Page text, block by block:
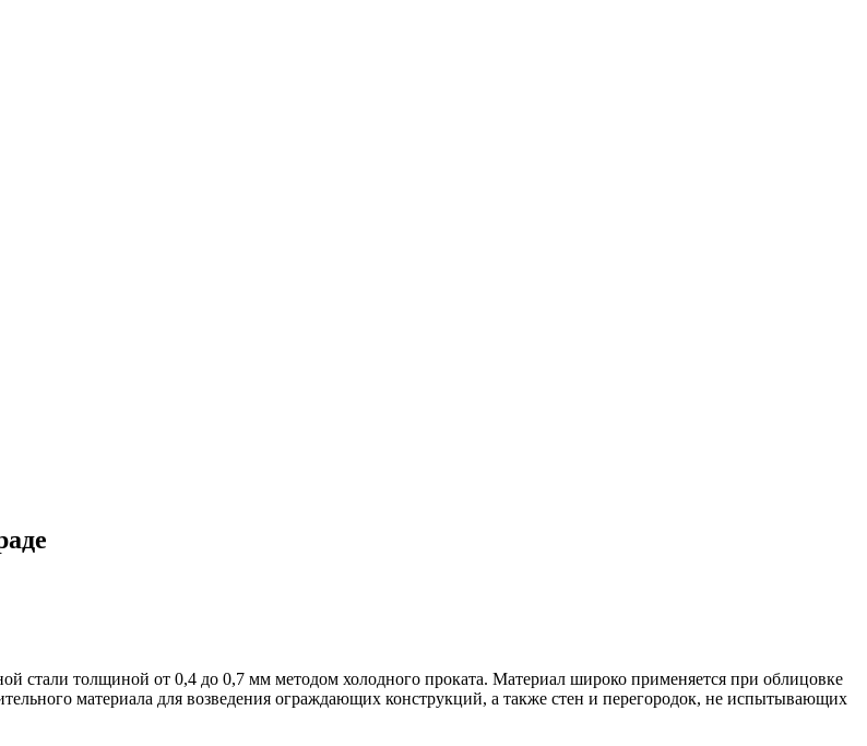
стали толщиной от 0,4 до 0,7 мм методом холодного проката. Материал широко применяется при облицовке
материала для возведения ограждающих конструкций, а также стен и перегородок, не испытывающих